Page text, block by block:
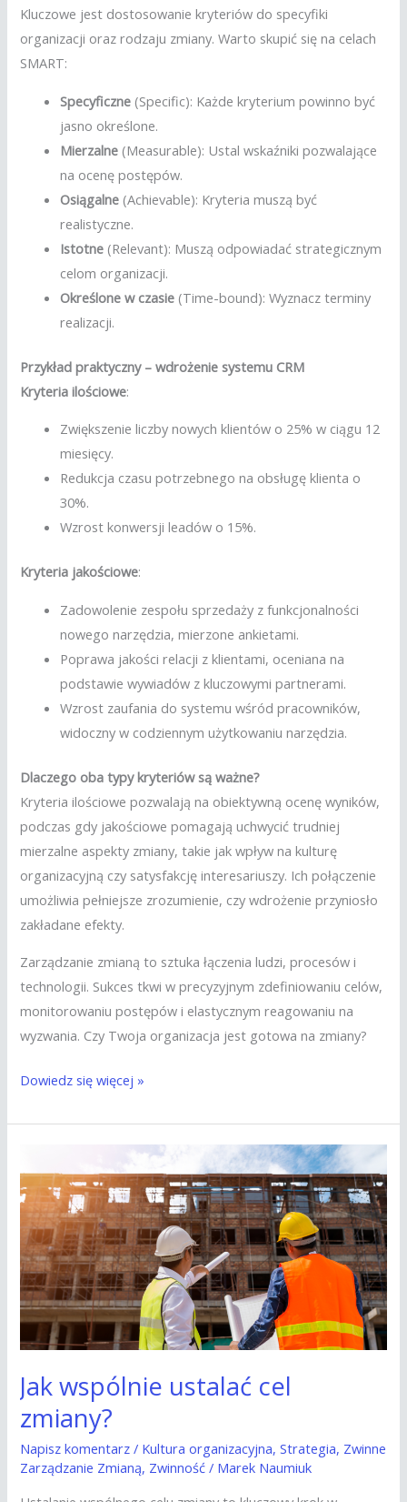
Kluczowe jest dostosowanie kryteriów do specyfiki
organizacji oraz rodzaju zmiany. Warto skupić się na celach
SMART:
Specyficzne (Specific): Każde kryterium powinno być
jasno określone.
Mierzalne (Measurable): Ustal wskaźniki pozwalające
na ocenę postępów.
Osiągalne (Achievable): Kryteria muszą być
realistyczne.
Istotne (Relevant): Muszą odpowiadać strategicznym
celom organizacji.
Określone w czasie (Time-bound): Wyznacz terminy
realizacji.
Przykład praktyczny – wdrożenie systemu CRM
Kryteria ilościowe:
Zwiększenie liczby nowych klientów o 25% w ciągu 12
miesięcy.
Redukcja czasu potrzebnego na obsługę klienta o
30%.
Wzrost konwersji leadów o 15%.
Kryteria jakościowe:
Zadowolenie zespołu sprzedaży z funkcjonalności
nowego narzędzia, mierzone ankietami.
Poprawa jakości relacji z klientami, oceniana na
podstawie wywiadów z kluczowymi partnerami.
Wzrost zaufania do systemu wśród pracowników,
widoczny w codziennym użytkowaniu narzędzia.
Dlaczego oba typy kryteriów są ważne?
Kryteria ilościowe pozwalają na obiektywną ocenę wyników,
podczas gdy jakościowe pomagają uchwycić trudniej
mierzalne aspekty zmiany, takie jak wpływ na kulturę
organizacyjną czy satysfakcję interesariuszy. Ich połączenie
umożliwia pełniejsze zrozumienie, czy wdrożenie przyniosło
zakładane efekty.
Zarządzanie zmianą to sztuka łączenia ludzi, procesów i
technologii. Sukces tkwi w precyzyjnym zdefiniowaniu celów,
monitorowaniu postępów i elastycznym reagowaniu na
wyzwania. Czy Twoja organizacja jest gotowa na zmiany?
Dowiedz się więcej »
Jak wspólnie ustalać cel
zmiany?
Napisz komentarz / Kultura organizacyjna,Strategia, Zwinne
Zarządzanie Zmianą, Zwinność / Marek Naumiuk
wspólnie
ustalać
cel
zmiany?